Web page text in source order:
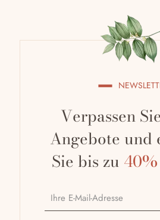
Verpassen
Angebote und
Sie bis zu